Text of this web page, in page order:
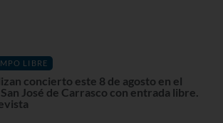
LIBRE
concierto este 8 de agosto en el
José de Carrasco con entrada libre.